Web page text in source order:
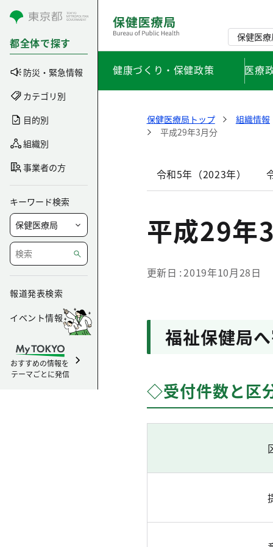
コンテンツにスキップ
都全体で探す
防災・緊急情報
カテゴリ別
目的別
組織別
事業者の方
キーワード検索
報道発表検索
イベント情報
おすすめの情報を
テーマごとに発信
保健医
健康づくり・保健政策 医療
保健医療局トップ
組織情報
平成29年3月分
令和5年（2023年）
平成29年
更新日 2019年10月28日
福祉保健局
◇受付件数と区